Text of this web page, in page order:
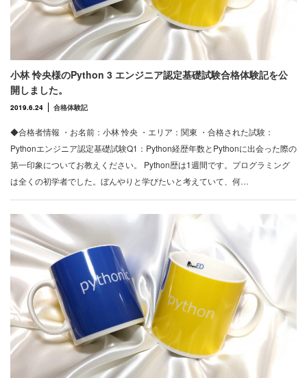
小林 怜央様のPython 3 エンジニア認定基礎試験合格体験記を公
開しました。
2019.6.24 合格体験記
◆合格者情報 ・お名前：小林 怜央 ・エリア：関東 ・合格された試験：
Pythonエンジニア認定基礎試験Q1：Python経歴年数とPythonに出会った際の
第一印象についてお教えください。 Python歴は1週間です。プログラミング
は全くの初学者でした。ぼんやりと学びたいと考えていて、何…